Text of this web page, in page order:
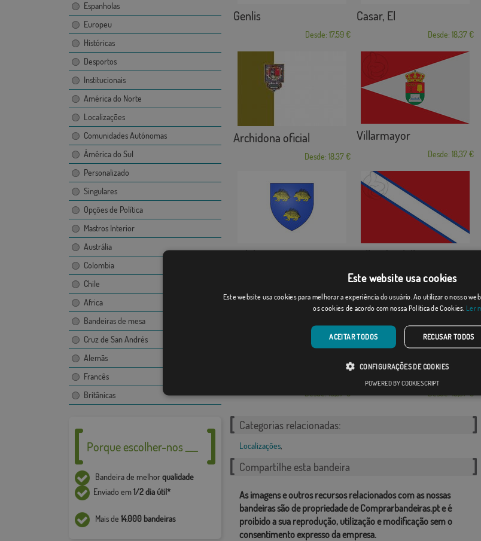
Espanholas
Europeu
Históricas
Desportos
Institucionais
América do Norte
Localizações
Comunidades Autónomas
Ámérica do Sul
Personalizado
Singulares
Opções de Política
Mastros Interior
Austrália
Colombia
Chile
Africa
Bandeiras de mesa
Cruz de San Andrés
Alemãs
Francês
Britânicas
Porque escolher-nos ___
Bandeira de melhorqualidade
Enviado em1/2 dia útil*
Mais de 14.000 bandeiras
Genlis
Desde: 17,59 €
Casar, El
Desde: 18,37 €
Archidona oficial
Desde: 18,37 €
Villarmayor
Desde: 18,37 €
Bélâbre
Desde: 17,59 €
Villar de Olalla
Desde: 18,37 €
Desde: 18,37 €
Alcaraz
Desde: 18,37 €
Categorias relacionadas:
Localizações,
Compartilhe esta bandeira
As imagens e outros recursos relacionados com as nossas
bandeiras são de propriedade de Comprarbandeiras.pt e é
proibido a sua reprodução, utilização e modificação sem o
consentimento expresso da empresa.
Este website usa cookies
Este website usa cookies para melhorar a experiência do usuário. Ao utilizar o nosso
os cookies de acordo com nossa Política de Cookies. Ler
ACEITAR TODOS RECUSAR TODOS
CONFIGURAÇÕES DE COOKIES
POWERED BY COOKIESCRIPT